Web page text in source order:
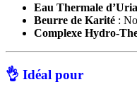
Eau Thermale
Beurre de Karité :
Complexe Hydro-
👌 Idéal pour